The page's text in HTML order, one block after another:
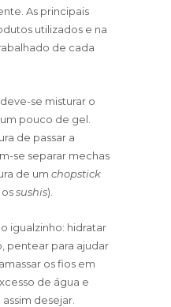
As principais
utilizados e na
de cada
se misturar o
pouco de gel.
de passar a
se separar mechas
de um chopstick
sushis).
igualzinho: hidratar
pentear para ajudar
os fios em
de água e
assim desejar.